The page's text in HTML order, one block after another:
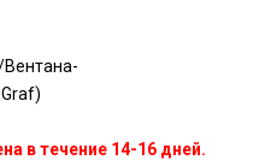
в течение 14-16 дней.